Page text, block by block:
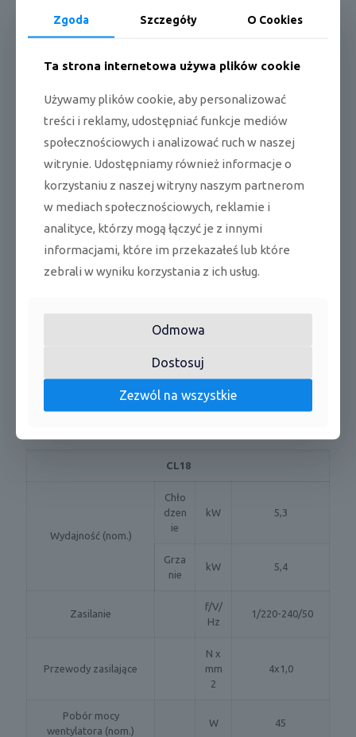
Odczyt temperatury z pilota
Utrzymanie +8°C
Funkcja ogrzewania nieużytkowanego pomieszczenia do 8°C.
7 biegów wentylatora
Urządzenie wyposażone w 7 biegów wentylatora jednostki
wewnętrznej.
3 tryby snu
Funkcja trzech różnych trybów pracy nocnej jednostki (obniżenie
nastaw temperatur zwiększające komfort).
Osuszanie
Funkcja umożliwiająca automatyczne dostosowanie nastaw pracy
CL18
Wydajność (nom.)
Chło
dzen
ie
kW 5,3
Grza
nie
kW 5,4
Zasilanie
f/V/
Hz
1/220-240/50
Przewody zasilające
N x
mm
2
4x1,0
Pobór mocy
wentylatora (nom.)
W 45
Zgoda Szczegóły O Cookies
Ta strona internetowa używa plików cookie
Używamy plików cookie, aby personalizować
treści i reklamy, udostępniać funkcje mediów
społecznościowych i analizować ruch w naszej
witrynie. Udostępniamy również informacje o
korzystaniu z naszej witryny naszym partnerom
w mediach społecznościowych, reklamie i
analityce, którzy mogą łączyć je z innymi
informacjami, które im przekazałeś lub które
zebrali w wyniku korzystania z ich usług.
Odmowa
Dostosuj
Zezwól na wszystkie